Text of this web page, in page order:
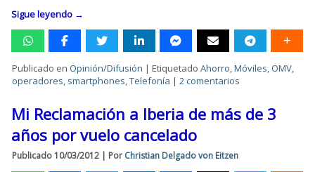
Sigue leyendo →
Publicado en Opinión/Difusión |Etiquetado Ahorro,Móviles, OMV,
operadores, smartphones,Telefonía |2 comentarios
Mi Reclamación a Iberia de más de 3
años por vuelo cancelado
Publicado 10/03/2012 | Por Christian Delgado von Eitzen